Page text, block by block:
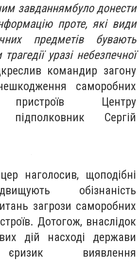
завданнямбуло донести
проте, які види
предметів бувають
уразі небезпечної
командир загону
саморобних
пристроїв Центру
підполковник Сергій
наголосив, щоподібні
обізнаність
загрози саморобних
Дотогож, внаслідок
дій насході держави
виявлення